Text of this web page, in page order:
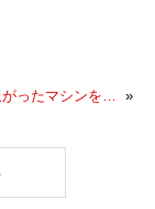
海外に出来上がったマシンを持ち出す際に必要な該非判定書類が欲しいのですが »